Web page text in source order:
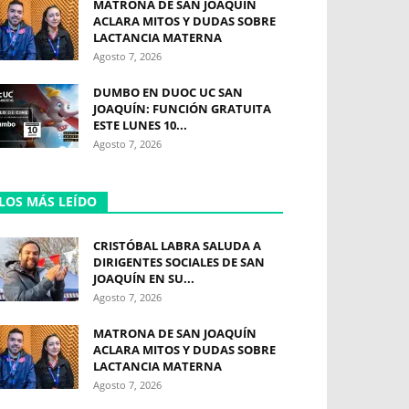
MATRONA DE SAN JOAQUÍN
ACLARA MITOS Y DUDAS SOBRE
LACTANCIA MATERNA
Agosto 7, 2026
DUMBO EN DUOC UC SAN
JOAQUÍN: FUNCIÓN GRATUITA
ESTE LUNES 10...
Agosto 7, 2026
MÁS LEÍDO
CRISTÓBAL LABRA SALUDA A
DIRIGENTES SOCIALES DE SAN
JOAQUÍN EN SU...
Agosto 7, 2026
MATRONA DE SAN JOAQUÍN
ACLARA MITOS Y DUDAS SOBRE
LACTANCIA MATERNA
Agosto 7, 2026